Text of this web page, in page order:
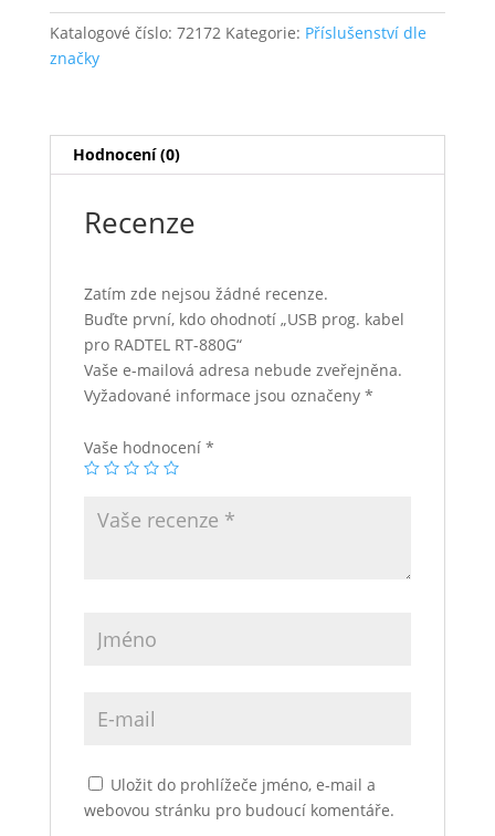
RADTEL
Katalogové číslo: 72172 Kategorie: Příslušenství dle
značky
Hodnocení (0)
Recenze
Zatím zde nejsou žádné recenze.
Buďte první, kdo ohodnotí „USB prog. kabel
pro RADTEL RT-880G“
Vaše e-mailová adresa nebude zveřejněna.
Vyžadované informace jsou označeny *
Vaše hodnocení *
Uložit do prohlížeče jméno, e-mail a
webovou stránku pro budoucí komentáře.